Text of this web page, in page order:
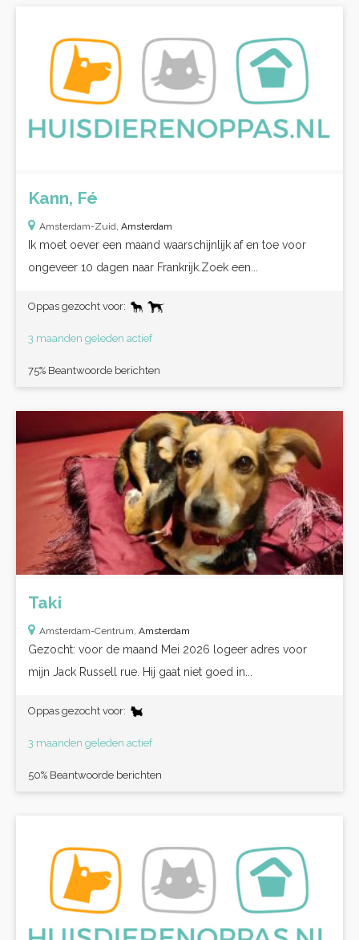
Kann, Fé
Amsterdam-Zuid, Amsterdam
Ik moet oever een maand waarschijnlijk af en toe voor
ongeveer 10 dagen naar Frankrijk.Zoek een...
Oppas gezocht voor:
3 maanden geleden actief
75% Beantwoorde berichten
Taki
Amsterdam-Centrum, Amsterdam
Gezocht: voor de maand Mei 2026 logeer adres voor
mijn Jack Russell rue. Hij gaat niet goed in...
Oppas gezocht voor:
3 maanden geleden actief
50% Beantwoorde berichten